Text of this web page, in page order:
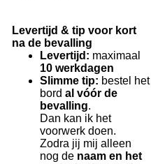
Levertijd & tip voor kort
na de bevalling
Levertijd: maximaal
10 werkdagen
Slimme tip: bestel het
bord al vóór de
bevalling.
Dan kan ik het
voorwerk doen.
Zodra jij mij alleen
nog de naam en het